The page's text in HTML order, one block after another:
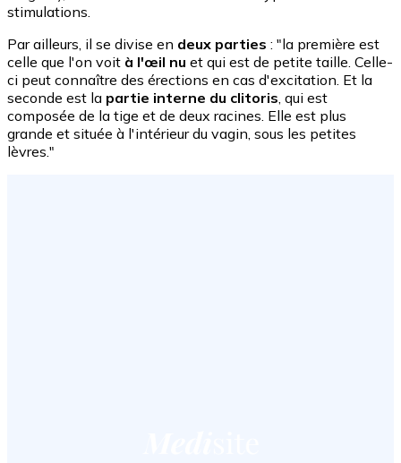
stimulations.
Par ailleurs, il se divise en deux parties : "la première est
celle que l'on voit à l'œil nu et qui est de petite taille. Celle-
ci peut connaître des érections en cas d'excitation. Et la
seconde est la partie interne du clitoris, qui est
composée de la tige et de deux racines. Elle est plus
grande et située à l'intérieur du vagin, sous les petites
lèvres."